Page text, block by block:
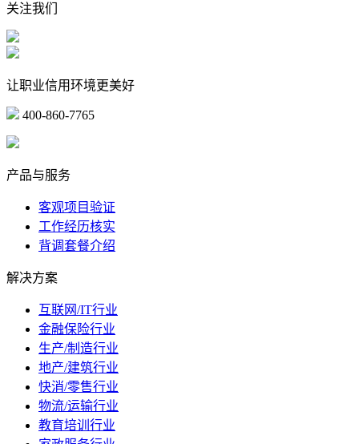
关注我们
让职业信用环境更美好
400-860-7765
产品与服务
客观项目验证
工作经历核实
背调套餐介绍
解决方案
互联网/IT行业
金融保险行业
生产/制造行业
地产/建筑行业
快消/零售行业
物流/运输行业
教育培训行业